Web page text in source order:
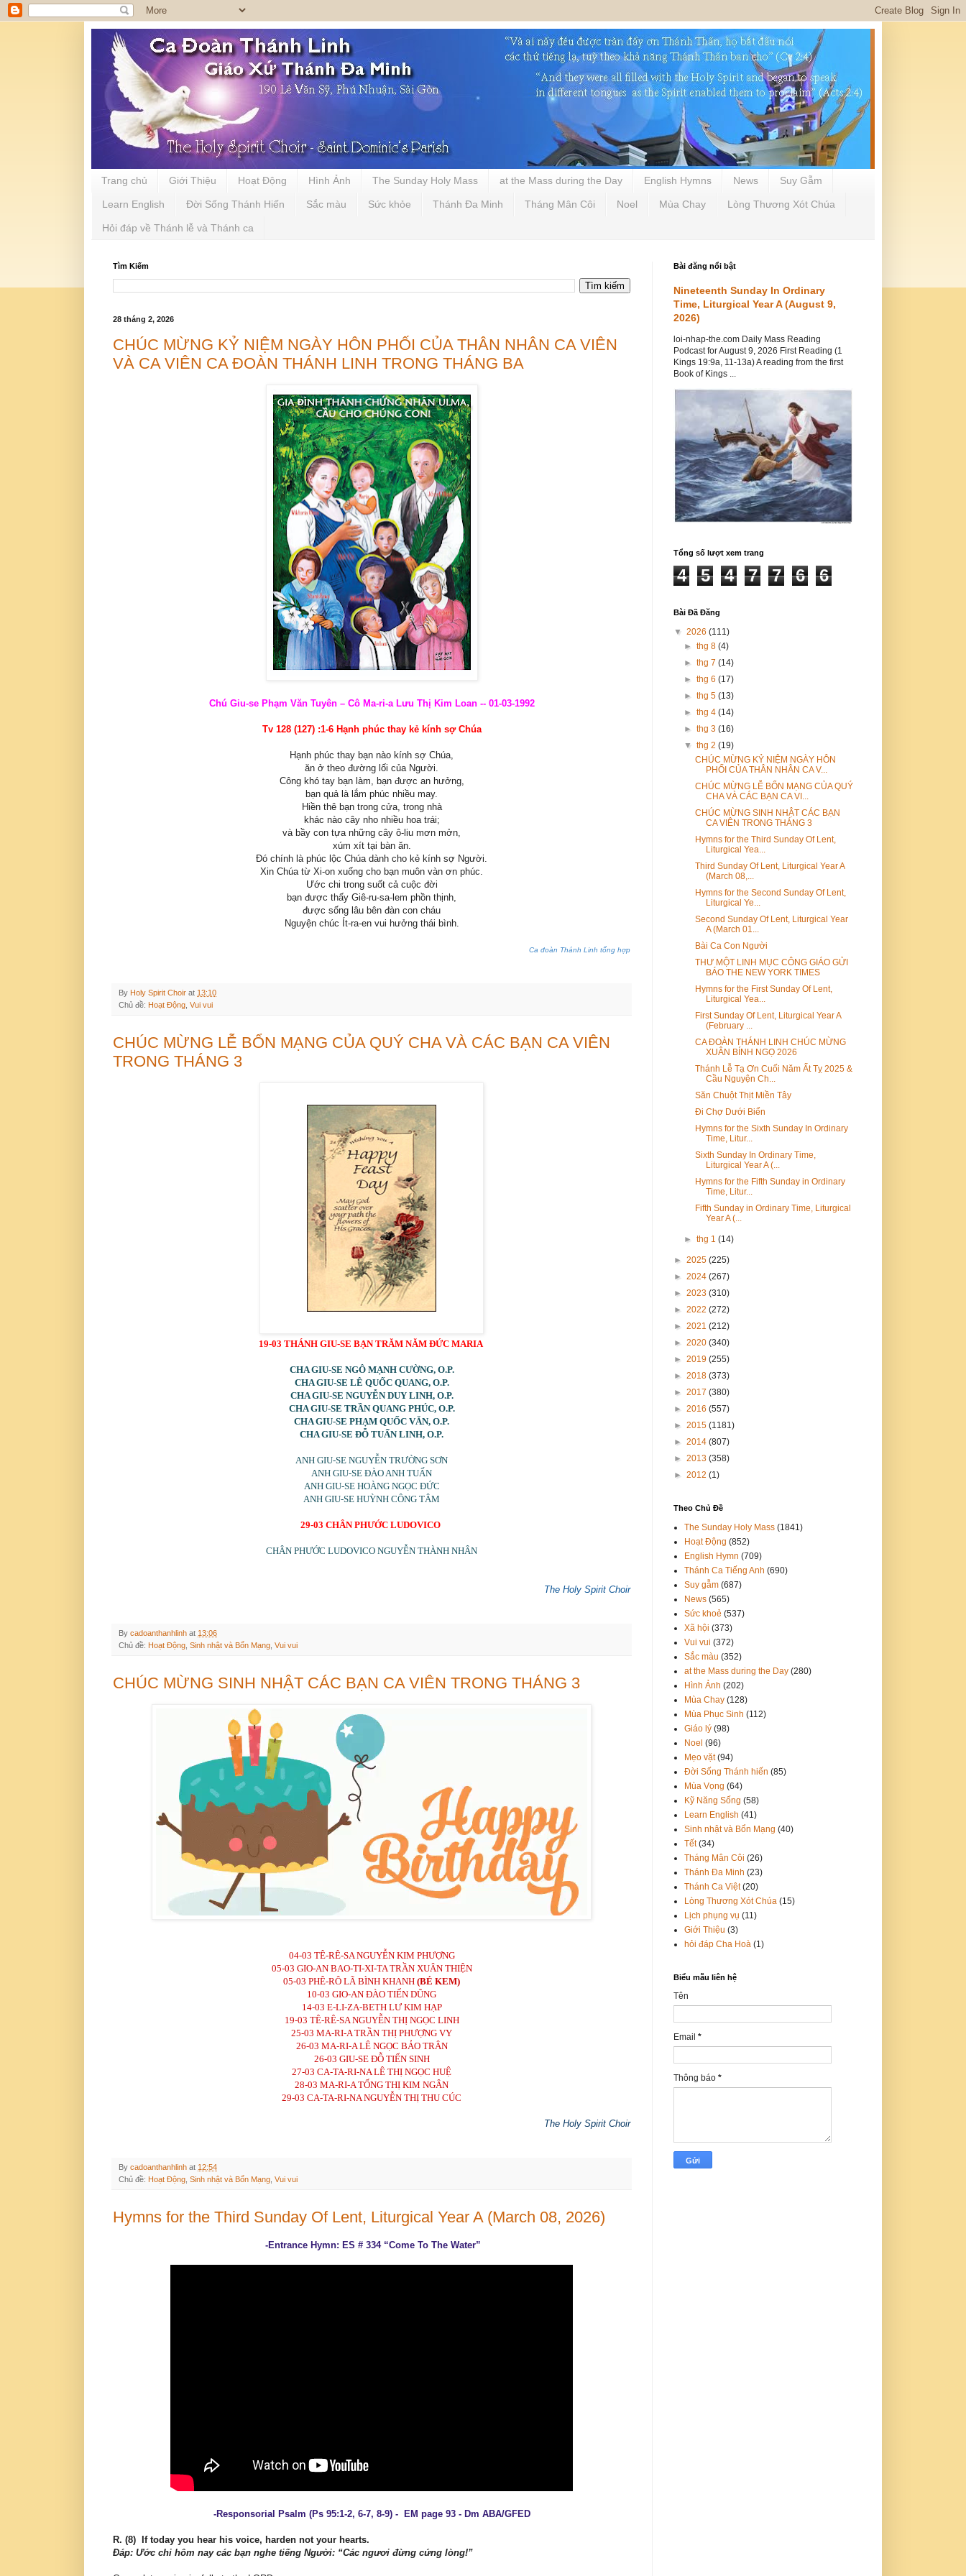
Trang chủ Giới Thiệu Hoạt Động Hình Ảnh The Sunday Holy Mass at the Mass during the Day English Hymns News Suy Gẫm
Learn English Đời Sống Thánh Hiến Sắc màu Sức khỏe Thánh Đa Minh Tháng Mân Côi Noel Mùa Chay Lòng Thương Xót Chúa
Hỏi đáp về Thánh lễ và Thánh ca
Tìm Kiếm
28 tháng 2, 2026
CHÚC MỪNG KỶ NIỆM NGÀY HÔN PHỐI CỦA THÂN NHÂN CA VIÊN
VÀ CA VIÊN CA ĐOÀN THÁNH LINH TRONG THÁNG BA
Chú Giu-se Phạm Văn Tuyên – Cô Ma-ri-a Lưu Thị Kim Loan -- 01-03-1992
Tv 128 (127) :1-6 Hạnh phúc thay kẻ kính sợ Chúa
Hạnh phúc thay bạn nào kính sợ Chúa,
ăn ở theo đường lối của Người.
Công khó tay bạn làm, bạn được an hưởng,
bạn quả là lắm phúc nhiều may.
Hiền thê bạn trong cửa, trong nhà
khác nào cây nho nhiều hoa trái;
và bầy con tựa những cây ô-liu mơn mởn,
xúm xít tại bàn ăn.
Đó chính là phúc lộc Chúa dành cho kẻ kính sợ Người.
Xin Chúa từ Xi-on xuống cho bạn muôn vàn ơn phúc.
Ước chi trong suốt cả cuộc đời
bạn được thấy Giê-ru-sa-lem phồn thịnh,
được sống lâu bên đàn con cháu
Nguyện chúc Ít-ra-en vui hưởng thái bình.
Ca đoàn Thánh Linh tổng hợp
By Holy Spirit Choir at 13:10
Chủ đề: Hoạt Động Vui vui
CHÚC MỪNG LỄ BỔN MẠNG CỦA QUÝ CHA VÀ CÁC BẠN CA VIÊN
TRONG THÁNG 3
19-03 THÁNH GIU-SE BẠN TRĂM NĂM ĐỨC MARIA
CHA GIU-SE NGÔ MẠNH CƯỜNG, O.P.
CHA GIU-SE LÊ QUỐC QUANG, O.P.
CHA GIU-SE NGUYỄN DUY LINH, O.P.
CHA GIU-SE TRẦN QUANG PHÚC, O.P.
CHA GIU-SE PHẠM QUỐC VĂN, O.P.
CHA GIU-SE ĐỖ TUẤN LINH, O.P.
ANH GIU-SE NGUYỄN TRƯỜNG SƠN
ANH GIU-SE ĐÀO ANH TUẤN
ANH GIU-SE HOÀNG NGỌC ĐỨC
ANH GIU-SE HUỲNH CÔNG TÂM
29-03 CHÂN PHƯỚC LUDOVICO
CHÂN PHƯỚC LUDOVICO NGUYỄN THÀNH NHÂN
The Holy Spirit Choir
By cadoanthanhlinh at 13:06
Chủ đề: Hoạt Động Sinh nhật và Bổn Mạng Vui vui
CHÚC MỪNG SINH NHẬT CÁC BẠN CA VIÊN TRONG THÁNG 3
04-03 TÊ-RÊ-SA NGUYỄN KIM PHƯỢNG
05-03 GIO-AN BAO-TI-XI-TA TRẦN XUÂN THIỆN
05-03 PHÊ-RÔ LÃ BÌNH KHANH (BÉ KEM)
10-03 GIO-AN ĐÀO TIẾN DŨNG
14-03 E-LI-ZA-BETH LƯ KIM HẠP
19-03 TÊ-RÊ-SA NGUYỄN THỊ NGỌC LINH
25-03 MA-RI-A TRẦN THỊ PHƯỢNG VY
26-03 MA-RI-A LÊ NGỌC BẢO TRÂN
26-03 GIU-SE ĐỖ TIẾN SINH
27-03 CA-TA-RI-NA LÊ THỊ NGỌC HUỆ
28-03 MA-RI-A TỐNG THỊ KIM NGÂN
29-03 CA-TA-RI-NA NGUYỄN THỊ THU CÚC
The Holy Spirit Choir
By cadoanthanhlinh at 12:54
Chủ đề: Hoạt Động, Sinh nhật và Bổn Mạng, Vui vui
Hymns for the Third Sunday Of Lent, Liturgical Year A (March 08, 2026)
-Entrance Hymn: ES # 334 “Come To The Water”
-Responsorial Psalm (Ps 95:1-2, 6-7, 8-9) - EM page 93 - Dm ABA/GFED
R. (8) If today you hear his voice, harden not your hearts.
Ðáp: Ước chi hôm nay các bạn nghe tiếng Người: “Các ngươi đừng cứng lòng!”
Bài đăng nổi bật
Nineteenth Sunday In Ordinary
Time, Liturgical Year A (August 9,
2026)
loi-nhap-the.com Daily Mass Reading
Podcast for August 9, 2026 First Reading (1
Kings 19:9a, 11-13a) A reading from the first
Book of Kings ...
Tổng số lượt xem trang
4 5 4 7 7 6 6
Bài Đã Đăng
▼ 2026 (111)
►thg 8(4)
►thg 7(14)
►thg 6(17)
►thg 5(13)
►thg 4(14)
►thg 3(16)
▼thg 2(19)
CHÚC MỪNG KỶ NIỆM NGÀY HÔN
PHỐI CỦA THÂN NHÂN CA V...
CHÚC MỪNG LỄ BỔN MẠNG CỦA QUÝ
CHA VÀ CÁC BẠN CA VI...
CHÚC MỪNG SINH NHẬT CÁC BẠN
CA VIÊN TRONG THÁNG 3
Hymns for the Third Sunday Of Lent,
Liturgical Yea...
Third Sunday Of Lent, Liturgical Year A
(March 08,...
Hymns for the Second Sunday Of Lent,
Liturgical Ye...
Second Sunday Of Lent, Liturgical Year
A (March 01...
Bài Ca Con Người
THƯ MỘT LINH MỤC CÔNG GIÁO GỬI
BÁO THE NEW YORK TIMES
Hymns for the First Sunday Of Lent,
Liturgical Yea...
First Sunday Of Lent, Liturgical Year A
(February ...
CA ĐOÀN THÁNH LINH CHÚC MỪNG
XUÂN BÍNH NGỌ 2026
Thánh Lễ Tạ Ơn Cuối Năm Ất Tỵ 2025 &
Cầu Nguyện Ch...
Săn Chuột Thịt Miền Tây
Đi Chợ Dưới Biển
Hymns for the Sixth Sunday In Ordinary
Time, Litur...
Sixth Sunday In Ordinary Time,
Liturgical Year A (...
Hymns for the Fifth Sunday in Ordinary
Time, Litur...
Fifth Sunday in Ordinary Time, Liturgical
Year A (...
►thg 1(14)
► 2025 (225)
► 2024 (267)
► 2023 (310)
► 2022 (272)
► 2021 (212)
► 2020 (340)
► 2019 (255)
► 2018 (373)
► 2017 (380)
► 2016 (557)
► 2015 (1181)
► 2014 (807)
► 2013 (358)
► 2012 (1)
Theo Chủ Đề
The Sunday Holy Mass (1841)
Hoạt Động (852)
English Hymn (709)
Thánh Ca Tiếng Anh (690)
Suy gẫm (687)
News (565)
Sức khoẻ (537)
Xã hội (373)
Vui vui (372)
Sắc màu (352)
at the Mass during the Day (280)
Hình Ảnh (202)
Mùa Chay (128)
Mùa Phục Sinh (112)
Giáo lý (98)
Noel (96)
Mẹo vặt (94)
Đời Sống Thánh hiến (85)
Mùa Vọng (64)
Kỹ Năng Sống (58)
Learn English (41)
Sinh nhật và Bổn Mạng (40)
Tết (34)
Tháng Mân Côi (26)
Thánh Đa Minh (23)
Thánh Ca Việt (20)
Lòng Thương Xót Chúa (15)
Lịch phụng vụ (11)
Giới Thiệu (3)
hỏi đáp Cha Hoà (1)
Biểu mẫu liên hệ
Tên
Email *
Thông báo *